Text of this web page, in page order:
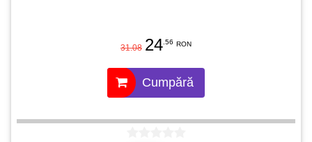
31.08 24 .56 RON
Cumpără